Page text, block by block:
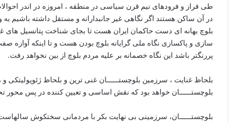
طی فراز و فرودهای نیم قرن سیاسی در منطقه ، امروزه در اندر
در آن ساکن هستند اگر نگاهی غیر جانبدارانه و مستقل داشته باشیم
بلوچ بهانه ای دست حاکمان ایران هست تا بجای شناخت پتانسیل
سازی و پاکسازی نگاه ملی گرایانه بلوچ بودن هست و تا اینکه آوازه صفت
پررنگتر باشد این نگاه خصمانه بر علیه مردم بلوچ از بین نخواهد رفت.
بلحاظ غنایت ، سرزمین بلوچستــــــان غنی ترین و بلحاظ
بلوچستــــــان خواهد بود که نقش اساسی و تعیین کننده در پس محور
بلوچستــــــان، سرزمینی بی نهایت بکر با مردمانی سختکوش